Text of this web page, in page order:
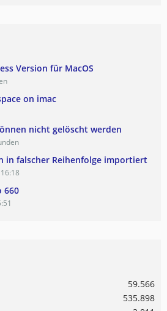
Version für MacOS
on imac
nicht gelöscht werden
in falscher Reihenfolge importiert
660
59.566
535.898